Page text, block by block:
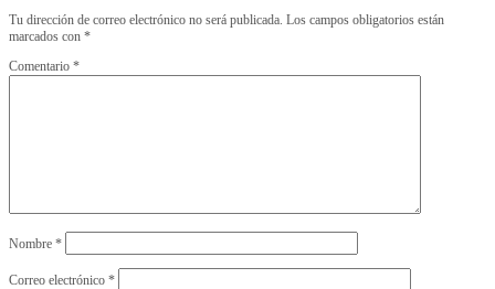
Tu dirección de correo electrónico no será publicada. Los campos obligatorios están
marcados con *
Comentario *
Nombre *
Correo electrónico *